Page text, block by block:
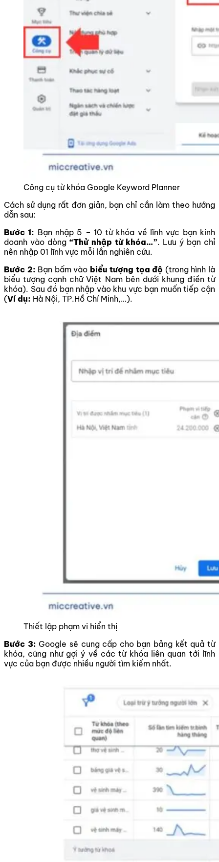
Công cụ từ khóa Google Keyword Planner
Cách sử dụng rất đơn giản, bạn chỉ cần làm theo hướng
dẫn sau:
Bước 1: Bạn nhập 5 – 10 từ khóa về lĩnh vực bạn kinh
doanh vào dòng “Thử nhập từ khóa…”. Lưu ý bạn chỉ
nên nhập 01 lĩnh vực mỗi lần nghiên cứu.
Bước 2: Bạn bấm vào biểu tượng tọa độ (trong hình là
biểu tượng cạnh chữ Việt Nam bên dưới khung điền từ
khóa). Sau đó bạn nhập vào khu vực bạn muốn tiếp cận
(Ví dụ: Hà Nội, TP.Hồ Chí Minh,…).
Thiết lập phạm vi hiển thị
Bước 3: Google sẽ cung cấp cho bạn bảng kết quả từ
khóa, cũng như gợi ý về các từ khóa liên quan tới lĩnh
vực của bạn được nhiều người tìm kiếm nhất.